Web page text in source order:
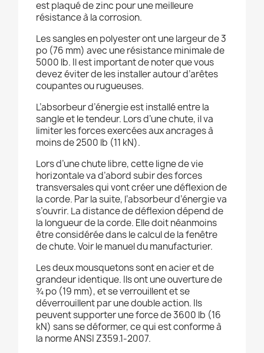
est plaqué de zinc pour une meilleure
résistance à la corrosion.
Les sangles en polyester ont une largeur de 3
po (76 mm) avec une résistance minimale de
5000 lb. Il est important de noter que vous
devez éviter de les installer autour d’arêtes
coupantes ou rugueuses.
L’absorbeur d’énergie est installé entre la
sangle et le tendeur. Lors d’une chute, il va
limiter les forces exercées aux ancrages à
moins de 2500 lb (11 kN).
Lors d’une chute libre, cette ligne de vie
horizontale va d’abord subir des forces
transversales qui vont créer une déflexion de
la corde. Par la suite, l’absorbeur d’énergie va
s’ouvrir. La distance de déflexion dépend de
la longueur de la corde. Elle doit néanmoins
être considérée dans le calcul de la fenêtre
de chute. Voir le manuel du manufacturier.
Les deux mousquetons sont en acier et de
grandeur identique. Ils ont une ouverture de
¾ po (19 mm), et se verrouillent et se
déverrouillent par une double action. Ils
peuvent supporter une force de 3600 lb (16
kN) sans se déformer, ce qui est conforme à
la norme ANSI Z359.1-2007.